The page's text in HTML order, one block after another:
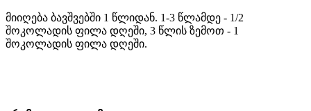
მიიღება ბავშვებში 1 წლიდან. 1-3 წლამდე - 1/2
შოკოლადის ფილა დღეში, 3 წლის ზემოთ - 1
შოკოლადის ფილა დღეში.